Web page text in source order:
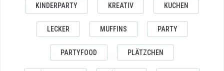
KINDERPARTY KREATIV KUCHEN
LECKER MUFFINS PARTY
PARTYFOOD PLÄTZCHEN